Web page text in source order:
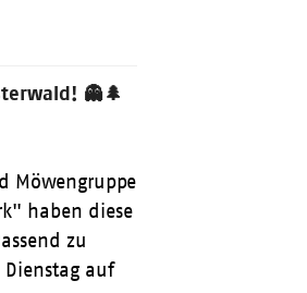
👻🌲
Möwengruppe
haben diese
zu
auf